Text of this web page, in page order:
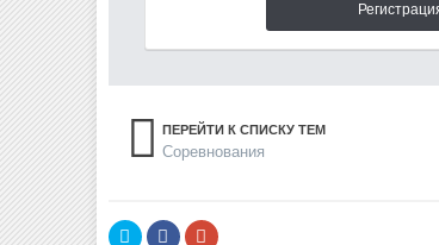
ПЕРЕЙТИ К СПИСКУ ТЕМ
Соревнования